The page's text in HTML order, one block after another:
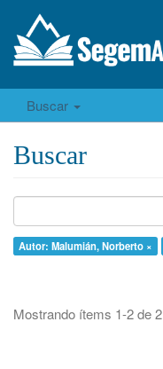
Buscar
Buscar
Autor: Malumián, Norberto ×
Mostrando ítems 1-2 de 2